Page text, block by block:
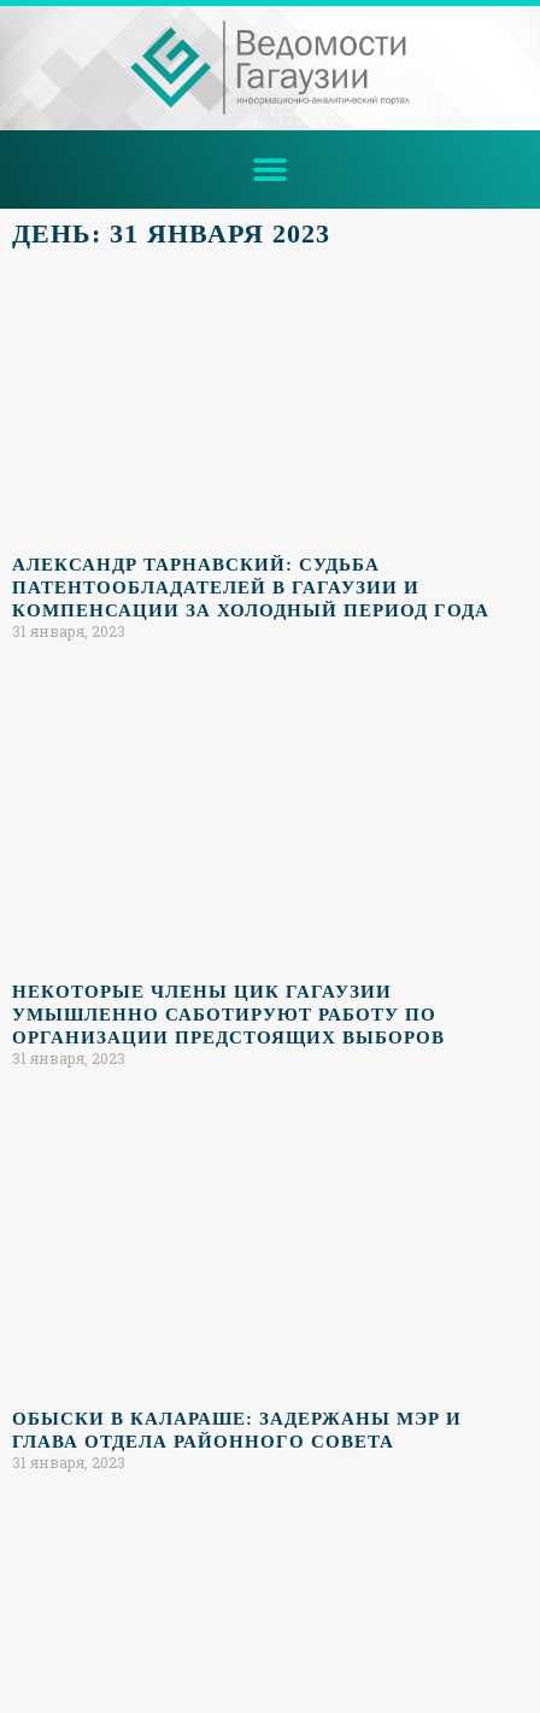
ДЕНЬ: 31 ЯНВАРЯ 2023
АЛЕКСАНДР ТАРНАВСКИЙ: СУДЬБА
ПАТЕНТООБЛАДАТЕЛЕЙ В ГАГАУЗИИ И
КОМПЕНСАЦИИ ЗА ХОЛОДНЫЙ ПЕРИОД ГОДА
31 января, 2023
НЕКОТОРЫЕ ЧЛЕНЫ ЦИК ГАГАУЗИИ
УМЫШЛЕННО САБОТИРУЮТ РАБОТУ ПО
ОРГАНИЗАЦИИ ПРЕДСТОЯЩИХ ВЫБОРОВ
31 января, 2023
ОБЫСКИ В КАЛАРАШЕ: ЗАДЕРЖАНЫ МЭР И
ГЛАВА ОТДЕЛА РАЙОННОГО СОВЕТА
31 января, 2023